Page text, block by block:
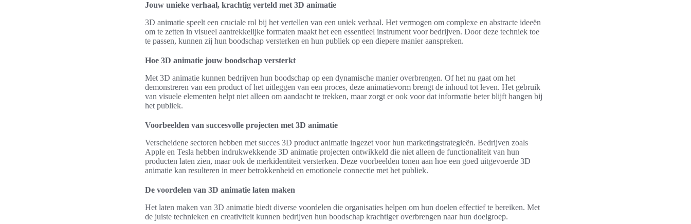
Jouw unieke verhaal, krachtig verteld met 3D animatie
3D animatie speelt een cruciale rol bij het vertellen van een uniek verhaal. Het vermogen om complexe en abstracte ideeën
om te zetten in visueel aantrekkelijke formaten maakt het een essentieel instrument voor bedrijven. Door deze techniek toe
te passen, kunnen zij hun boodschap versterken en hun publiek op een diepere manier aanspreken.
Hoe 3D animatie jouw boodschap versterkt
Met 3D animatie kunnen bedrijven hun boodschap op een dynamische manier overbrengen. Of het nu gaat om het
demonstreren van een product of het uitleggen van een proces, deze animatievorm brengt de inhoud tot leven. Het gebruik
van visuele elementen helpt niet alleen om aandacht te trekken, maar zorgt er ook voor dat informatie beter blijft hangen bij
het publiek.
Voorbeelden van succesvolle projecten met 3D animatie
Verscheidene sectoren hebben met succes 3D product animatie ingezet voor hun marketingstrategieën. Bedrijven zoals
Apple en Tesla hebben indrukwekkende 3D animatie projecten ontwikkeld die niet alleen de functionaliteit van hun
producten laten zien, maar ook de merkidentiteit versterken. Deze voorbeelden tonen aan hoe een goed uitgevoerde 3D
animatie kan resulteren in meer betrokkenheid en emotionele connectie met het publiek.
De voordelen van 3D animatie laten maken
Het laten maken van 3D animatie biedt diverse voordelen die organisaties helpen om hun doelen effectief te bereiken. Met
de juiste technieken en creativiteit kunnen bedrijven hun boodschap krachtiger overbrengen naar hun doelgroep.